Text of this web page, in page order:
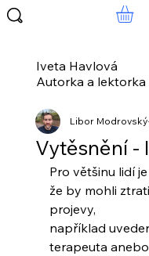
Iveta Havlová
Autorka a
Vytěsnění -
Libor Modrovský
Pro většinu lidí
že by mohli
projevy,
například
terapeuta anebo